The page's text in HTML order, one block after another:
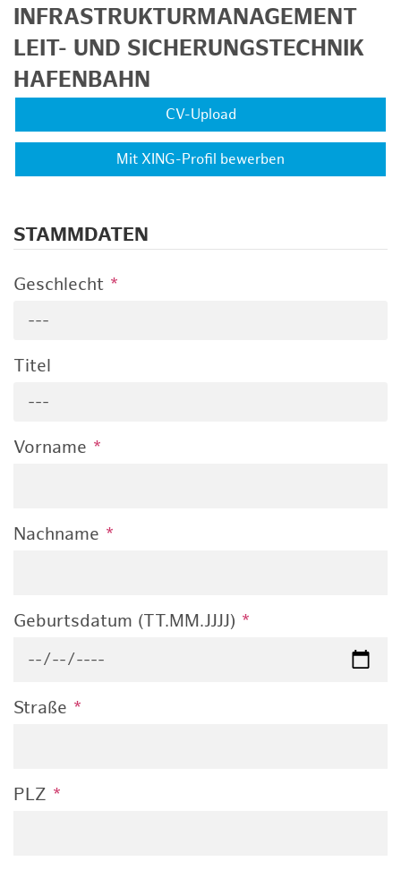
INFRASTRUKTURMANAGEMENT
LEIT- UND SICHERUNGSTECHNIK
HAFENBAHN
CV-Upload
Mit XING-Profil bewerben
STAMMDATEN
Geschlecht *
---
Titel
---
Vorname *
Nachname *
Geburtsdatum (TT.MM.JJJJ) *
Straße *
PLZ *